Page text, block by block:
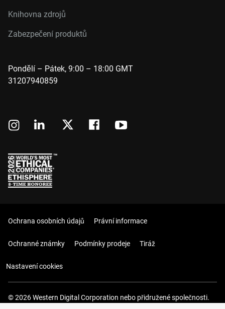
Knihovna zdrojů
Zabezpečení produktů
Pondělí – Pátek, 9:00 – 18:00 GMT
31207940859
Ochrana osobních údajů Právní informace
Ochranné známky Podmínky prodeje Tiráž
Nastavení cookies
© 2026 Western Digital Corporation nebo přidružené společnosti.